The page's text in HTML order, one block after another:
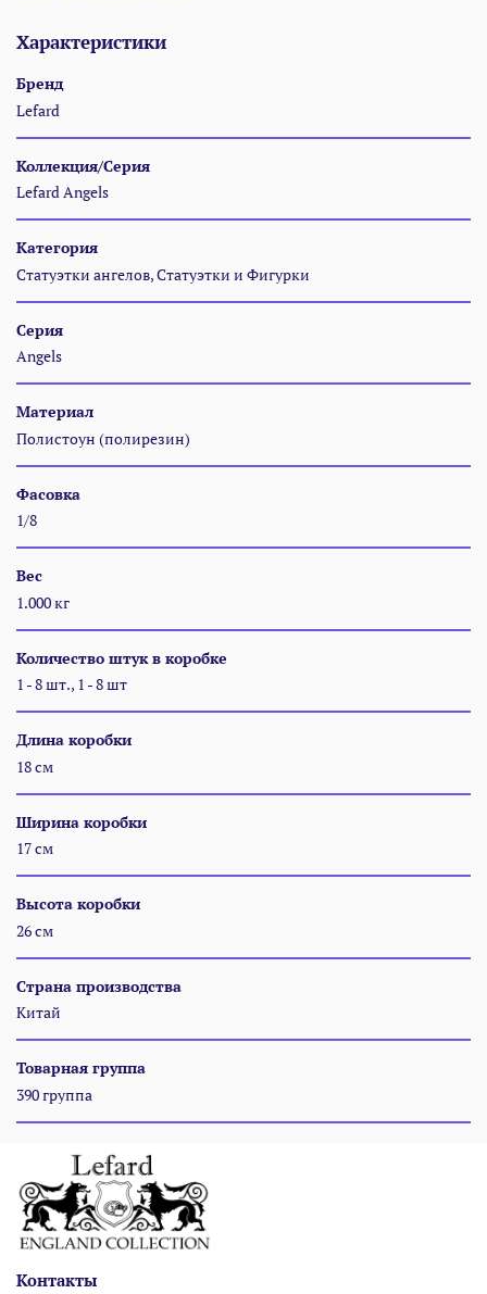
Характеристики
Бренд
Lefard
Коллекция/Серия
Lefard Angels
Категория
Статуэтки ангелов, Статуэтки и Фигурки
Серия
Angels
Материал
Полистоун (полирезин)
Фасовка
1/8
Вес
1.000 кг
Количество штук в коробке
1 - 8 шт., 1 - 8 шт
Длина коробки
18 см
Ширина коробки
17 см
Высота коробки
26 см
Страна производства
Китай
Товарная группа
390 группа
Контакты